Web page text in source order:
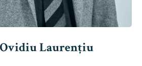
Laurențiu